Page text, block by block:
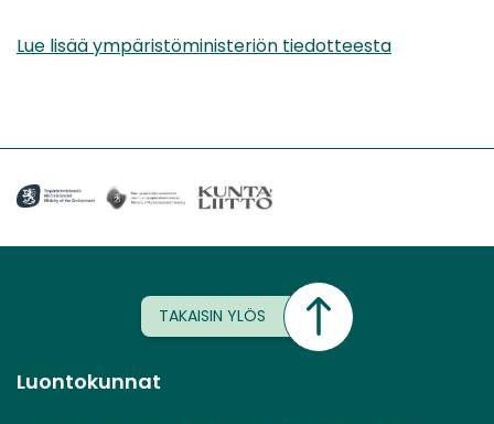
Lue lisää ympäristöministeriön tiedotteesta
TAKAISIN YLÖS
Luontokunnat